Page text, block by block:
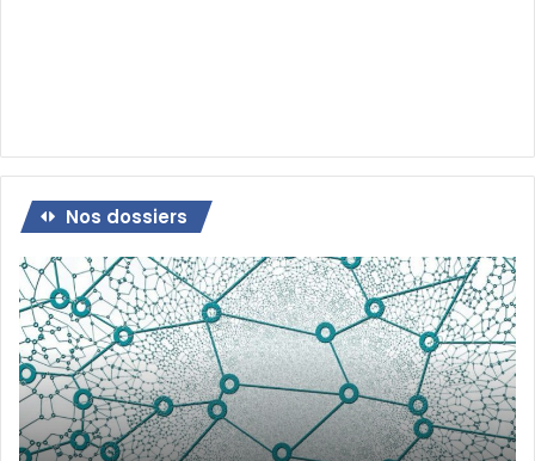
Nos dossiers
Dossier
:
Qu’est-
ce
que
l’intelligence
artificielle
?